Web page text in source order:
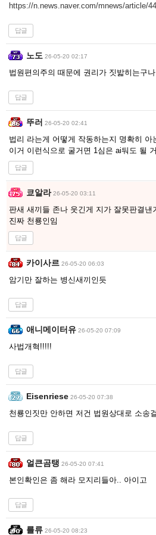
https://n.news.naver.com/mnews/article/
답글
노도 26-05-20 02:17
법원편의주의 때문에 권리가 짓밟히는구나
답글
뚜러 26-05-20 02:41
법리 라는게 어떻게 작동하는지 명확히 아
이거 이런식으로 굴거면 1심은 ai둬도 될
답글
쿄알라 26-05-20 03:11
판새 새끼들 존나 웃긴게 지가 잘못판결낸
진짜 천룡인임
답글
카이사르 26-05-20 06:03
암기만 잘하는 병신새끼인듯
답글
애니메이터유 26-05-20 07:09
사법개혁!!!!!
답글
Eisenriese 26-05-20 07:38
천룡인짓만 안하면 저건 법원상대로 소송
답글
얼큰곰탱 26-05-20 07:41
본인확인은 좀 해라 모지리들아.. 아이고
답글
를류 26-05-20 08:23